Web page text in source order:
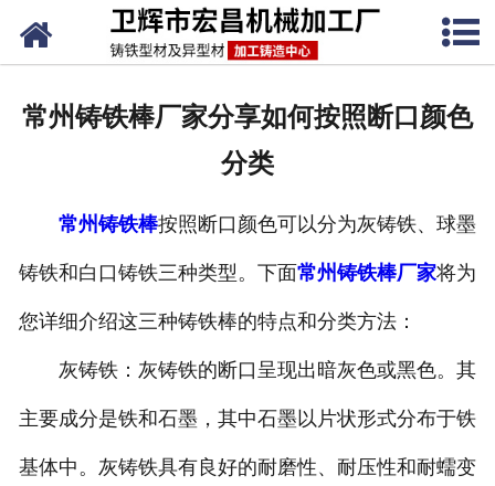
网站首页
生产设备
联系我们
常州铸铁棒厂家分享如何按照断口颜色
分类
常州铸铁棒按照断口颜色可以分为灰铸铁、球墨
铸铁和白口铸铁三种类型。下面常州铸铁棒厂家将为
您详细介绍这三种铸铁棒的特点和分类方法：
灰铸铁：灰铸铁的断口呈现出暗灰色或黑色。其
主要成分是铁和石墨，其中石墨以片状形式分布于铁
基体中。灰铸铁具有良好的耐磨性、耐压性和耐蠕变